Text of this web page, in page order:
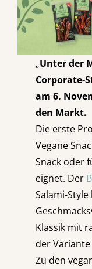
„Unter der
Corporate-
am 6.
den Markt.
Die erste
Vegane
Snack oder
eignet. Der
Salami-
Klassik mit
der
Zu den